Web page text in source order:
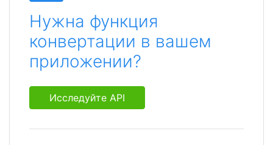
Нужна функция
конвертации в вашем
приложении?
Исследуйте API